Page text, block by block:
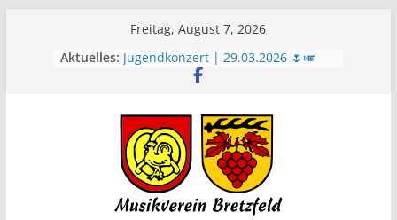
Freitag, August 7, 2026
Aktuelles: Jugendkonzert | 29.03.2026 🌷🎺
Bretzfelder Musikfescht 2026 🙌🌞
Juni-Rückblick ☀️
Geburtstagsständchen zum 90.
Geburtstag 🎉
Jubilarfeier | 17.04.2026🥂🙌